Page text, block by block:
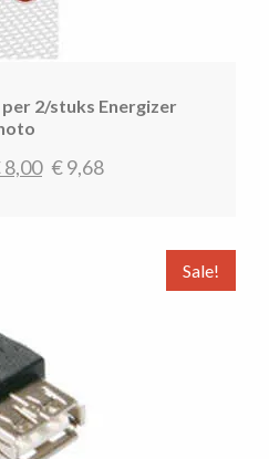
2/stuks Energizer
8,00 Huidige
€9,68
Sale!